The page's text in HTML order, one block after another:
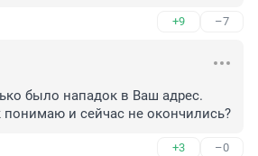
+9 –7
было нападок в Ваш адрес.
понимаю и сейчас не окончились?
+3 –0